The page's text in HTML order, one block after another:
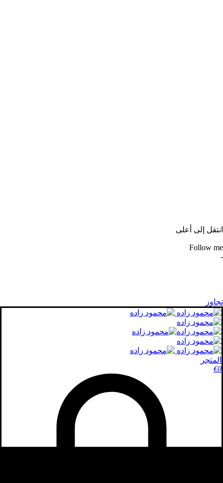
انتقل إلى أعلى
Follow me
-
تجاوز
المتجر
€0